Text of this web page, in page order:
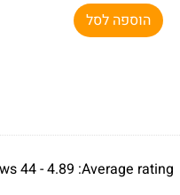
הוספה לסל
Average rating:
4.89 -
44